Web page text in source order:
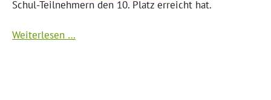
Schul-Teilnehmern den 10. Platz erreicht hat.
Weiterlesen …